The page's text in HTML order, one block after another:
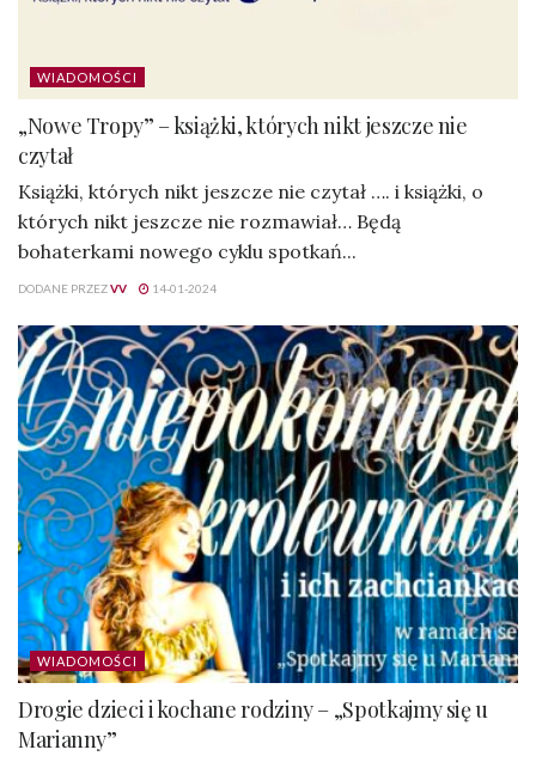
WIADOMOŚCI
„Nowe Tropy” – książki, których nikt jeszcze nie
czytał
Książki, których nikt jeszcze nie czytał …. i książki, o
których nikt jeszcze nie rozmawiał… Będą
bohaterkami nowego cyklu spotkań...
DODANE PRZEZVV 14-01-2024
WIADOMOŚCI
Drogie dzieci i kochane rodziny – „Spotkajmy się u
Marianny”